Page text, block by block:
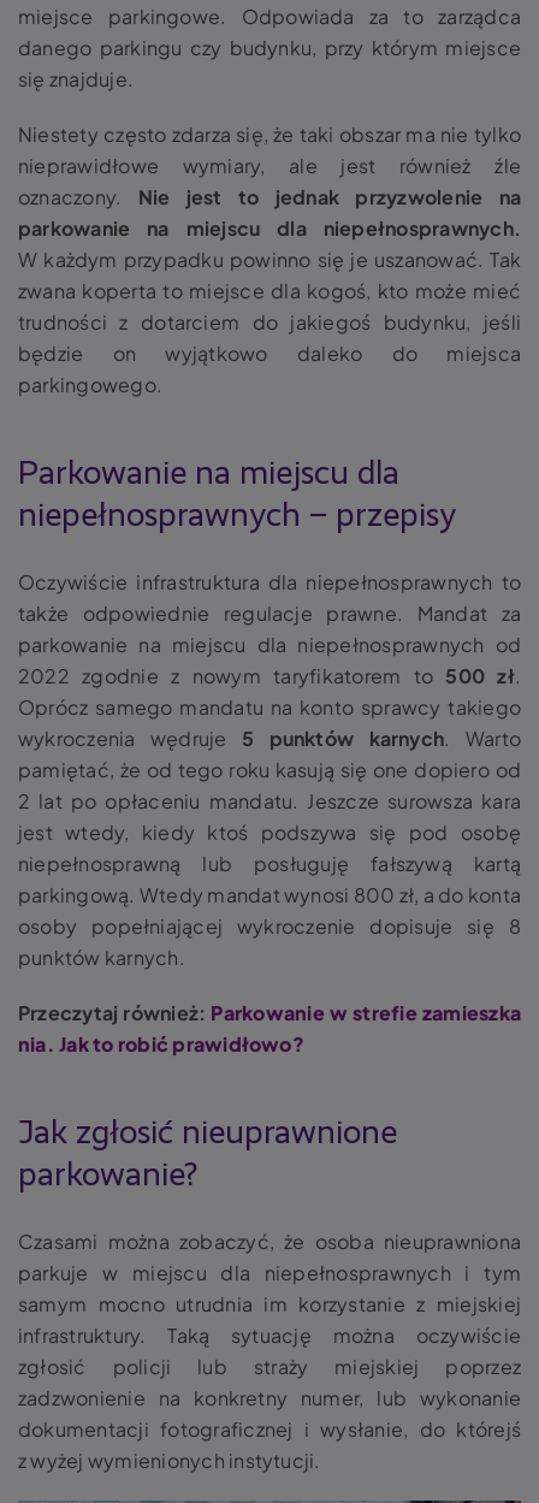
miejsce parkingowe. Odpowiada za to zarządca
danego parkingu czy budynku, przy którym miejsce
się znajduje.
Niestety często zdarza się, że taki obszar ma nie tylko
nieprawidłowe wymiary, ale jest również źle
oznaczony. Nie jest to jednak przyzwolenie na
parkowanie na miejscu dla niepełnosprawnych.
W każdym przypadku powinno się je uszanować. Tak
zwana koperta to miejsce dla kogoś, kto może mieć
trudności z dotarciem do jakiegoś budynku, jeśli
będzie on wyjątkowo daleko do miejsca
parkingowego.
Parkowanie na miejscu dla
niepełnosprawnych – przepisy
Oczywiście infrastruktura dla niepełnosprawnych to
także odpowiednie regulacje prawne.
Mandat za
parkowanie na miejscu dla niepełnosprawnych od
2022 zgodnie z nowym taryfikatorem to 500 zł.
Oprócz samego mandatu na konto sprawcy takiego
wykroczenia wędruje 5 punktów karnych. Warto
pamiętać, że od tego roku kasują się one dopiero od
2 lat po opłaceniu mandatu. Jeszcze surowsza kara
jest wtedy, kiedy ktoś podszywa się pod osobę
niepełnosprawną lub posługuję fałszywą kartą
parkingową. Wtedy mandat wynosi 800 zł, a do konta
osoby popełniającej wykroczenie dopisuje się 8
punktów karnych.
Przeczytaj również: Parkowanie w strefie zamieszka
nia. Jak to robić prawidłowo?
Jak zgłosić nieuprawnione
parkowanie?
Czasami można zobaczyć, że osoba nieuprawniona
parkuje w miejscu dla niepełnosprawnych i tym
samym mocno utrudnia im korzystanie z miejskiej
infrastruktury. Taką sytuację można oczywiście
zgłosić policji lub straży miejskiej poprzez
zadzwonienie na konkretny numer, lub wykonanie
dokumentacji fotograficznej i wysłanie, do którejś
z wyżej wymienionych instytucji.